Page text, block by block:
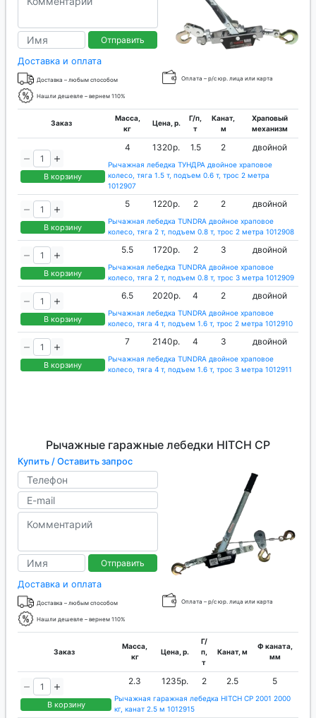
Отправить
Доставка и оплата
Доставка – любым способом Оплата – р/с юр. лица или карта
Нашли дешевле – вернем 110%
Заказ
Масса,
кг
Цена, р.
Г/п,
т
Канат,
м
Храповый
механизм
В корзину
4 1320р. 1.5 2 двойной
Рычажная лебедка ТУНДРА двойное храповое
колесо, тяга 1.5 т, подъем 0.6 т, трос 2 метра
1012907
В корзину
5 1220р. 2 2 двойной
Рычажная лебедка TUNDRA двойное храповое
колесо, тяга 2 т, подъем 0.8 т, трос 2 метра 1012908
В корзину
5.5 1720р. 2 3 двойной
Рычажная лебедка TUNDRA двойное храповое
колесо, тяга 2 т, подъем 0.8 т, трос 3 метра 1012909
В корзину
6.5 2020р. 4 2 двойной
Рычажная лебедка TUNDRA двойное храповое
колесо, тяга 4 т, подъем 1.6 т, трос 2 метра 1012910
В корзину
7 2140р. 4 3 двойной
Рычажная лебедка TUNDRA двойное храповое
колесо, тяга 4 т, подъем 1.6 т, трос 3 метра 1012911
Рычажные гаражные лебедки HITCH CP
Купить / Оставить запрос
Отправить
Доставка и оплата
Доставка – любым способом Оплата – р/с юр. лица или карта
Нашли дешевле – вернем 110%
Заказ
Масса,
кг
Цена, р.
Г/
п,
т
Канат, м
Ф каната,
мм
В корзину
2.3 1235р. 2 2.5 5
Рычажная гаражная лебедка HITCH CP 2001 2000
кг, канат 2.5 м 1012915